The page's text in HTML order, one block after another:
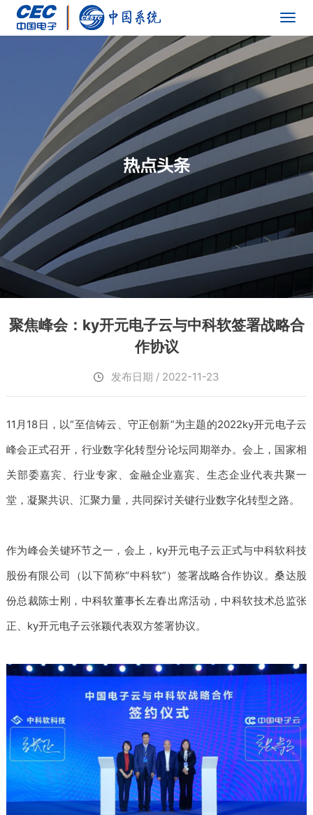
热点头条
聚焦峰会：ky开元电子云与中科软签署战略合
作协议
发布日期 / 2022-11-23
11月18日，以“至信铸云、守正创新”为主题的2022ky开元电子云
峰会正式召开，行业数字化转型分论坛同期举办。会上，国家相
关部委嘉宾、行业专家、金融企业嘉宾、生态企业代表共聚一
堂，凝聚共识、汇聚力量，共同探讨关键行业数字化转型之路。
作为峰会关键环节之一，会上，ky开元电子云正式与中科软科技
股份有限公司（以下简称“中科软”）签署战略合作协议。桑达股
份总裁陈士刚，中科软董事长左春出席活动，中科软技术总监张
正、ky开元电子云张颖代表双方签署协议。